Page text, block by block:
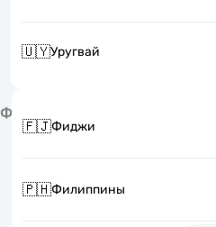
🇺🇾Уругвай
Ф
🇫🇯Фиджи
🇵🇭Филиппины